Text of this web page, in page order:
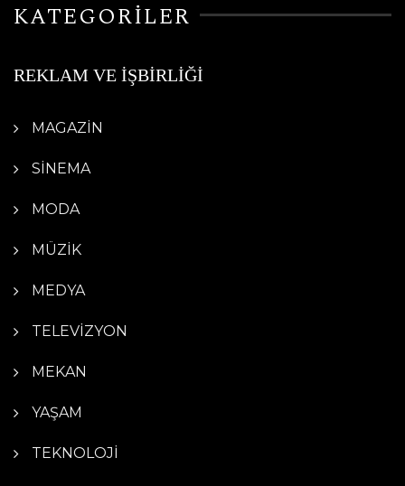
KATEGORİLER
REKLAM VE İŞBİRLİĞİ
MAGAZİN
SİNEMA
MODA
MÜZİK
MEDYA
TELEVİZYON
MEKAN
YAŞAM
TEKNOLOJİ